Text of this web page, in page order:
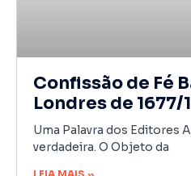
Confissão de Fé
Londres de 1677/
Uma Palavra dos Editores
verdadeira. O Objeto da